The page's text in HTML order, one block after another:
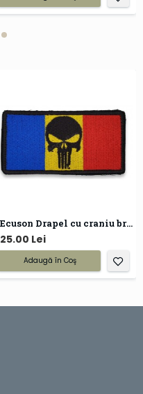
Ecuson Drapel cu craniu brodat
25.00 Lei
Adaugă în Coş